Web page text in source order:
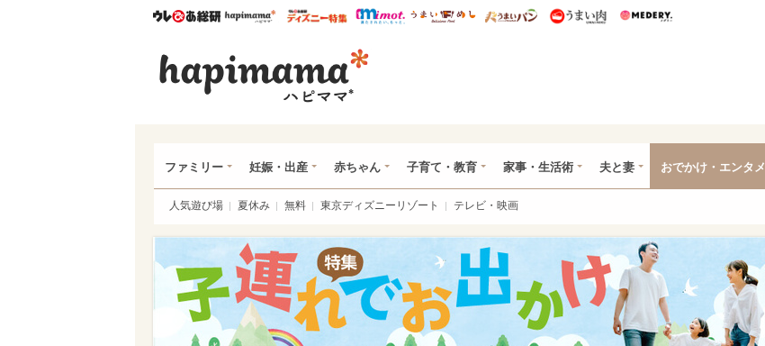
ウレぴあ総研ハピママ* ウレぴあ総研 ディズニー特集
mimot. うまいめし うまいパン うまい肉
ファミリー 妊娠・出産 赤ちゃん 子育て・教育 家事・生活術 夫と妻 おでかけ・エンタメ
人気遊び場 夏休み 無料 東京ディズニーリゾート テレビ・映画